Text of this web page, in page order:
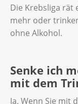
Die Krebsliga rät
mehr oder
ohne Alkohol.
Senke ich
mit dem
Ja. Wenn Sie mit